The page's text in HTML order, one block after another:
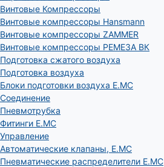
Винтовые Компрессоры
Винтовые компрессоры Hansmann
Винтовые компрессоры ZAMMER
Винтовые компрессоры РЕМЕЗА ВК
Подготовка сжатого воздуха
Подготовка воздуха
Блоки подготовки воздуха E.MC
Соединение
Пневмотрубка
Фитинги E.MC
Управление
Автоматические клапаны, Е.МС
Пневматические распределители E.MC